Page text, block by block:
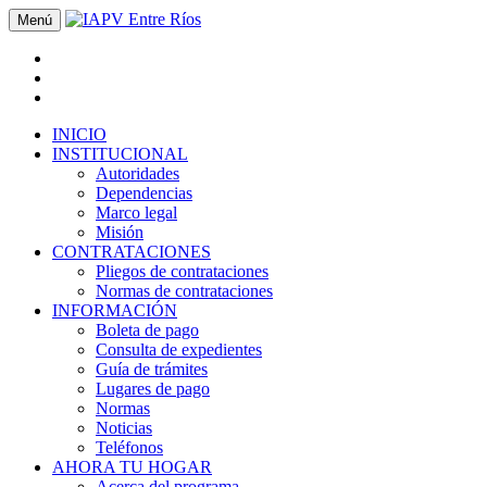
Menú
INICIO
INSTITUCIONAL
Autoridades
Dependencias
Marco legal
Misión
CONTRATACIONES
Pliegos de contrataciones
Normas de contrataciones
INFORMACIÓN
Boleta de pago
Consulta de expedientes
Guía de trámites
Lugares de pago
Normas
Noticias
Teléfonos
AHORA TU HOGAR